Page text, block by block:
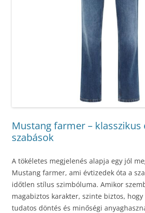
Mustang farmer – klasszikus
szabások
A tökéletes megjelenés alapja egy jól
Mustang farmer, ami évtizedek óta a
időtlen stílus szimbóluma. Amikor
magabiztos karakter, szinte biztos,
tudatos döntés és minőségi